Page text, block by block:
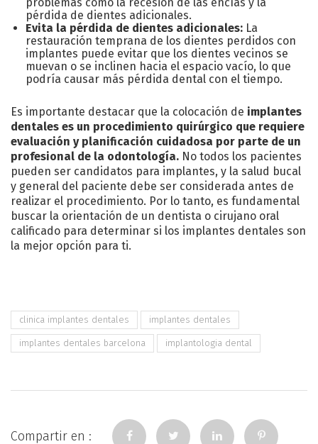
pérdida de dientes adicionales.
Evita la pérdida de dientes adicionales: La
restauración temprana de los dientes perdidos con
implantes puede evitar que los dientes vecinos se
muevan o se inclinen hacia el espacio vacío, lo que
podría causar más pérdida dental con el tiempo.
Es importante destacar que la colocación de implantes
dentales es un procedimiento quirúrgico que requiere
evaluación y planificación cuidadosa por parte de un
profesional de la odontología. No todos los pacientes
pueden ser candidatos para implantes, y la salud bucal
y general del paciente debe ser considerada antes de
realizar el procedimiento. Por lo tanto, es fundamental
buscar la orientación de un dentista o cirujano oral
calificado para determinar si los implantes dentales son
la mejor opción para ti.
clinica implantes dentales implantes dentales
implantes dentales barcelona implantologia dental
Compartir en :